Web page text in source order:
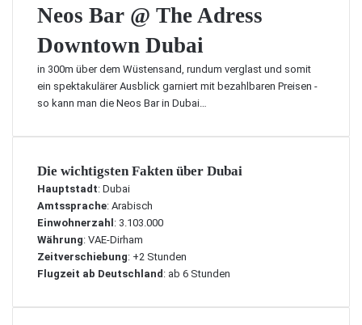
a
m
p
n
D
u
b
o
t
e
l
M
a
s
y
a
f
V
l
a
s
i
m
M
a
d
n
e
o
s
A
d
r
e
s
s
D
Neos Bar @ The Adress
Downtown Dubai
in 300m über dem Wüstensand, rundum verglast und somit
ein spektakulärer Ausblick garniert mit bezahlbaren Preisen -
so kann man die Neos Bar in Dubai…
Die wichtigsten Fakten über Dubai
Hauptstadt: Dubai
Amtssprache: Arabisch
Einwohnerzahl : 3.103.000
Währung: VAE-Dirham
Zeitverschiebung: +2 Stunden
Flugzeit ab Deutschland : ab 6 Stunden